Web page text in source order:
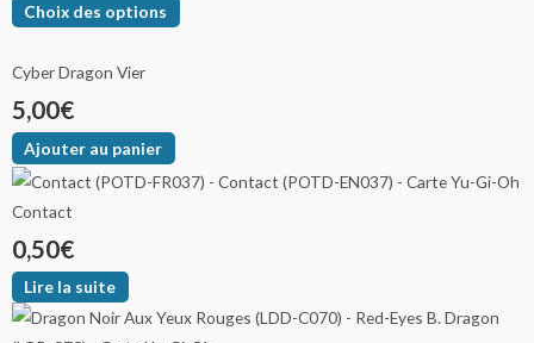
Choix des options
Cyber Dragon Vier
5,00€
Ajouter au panier
Contact
0,50€
Lire la suite